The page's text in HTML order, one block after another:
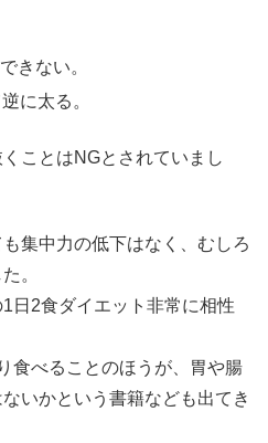
きない。
に太る。
ことはNGとされていまし
集中力の低下はなく、むしろ
。
日2食ダイエット非常に相性
食べることのほうが、胃や腸
いかという書籍なども出てき